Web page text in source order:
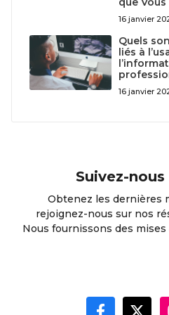
16 janvier
Quels
liés à
16 janvier
Suivez-nous
Obtenez les dernières
rejoignez-nous sur nos
Nous fournissons des mises